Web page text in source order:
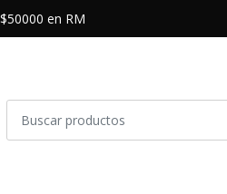
en RM